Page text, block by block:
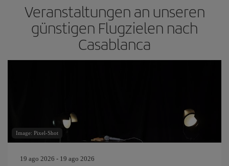
Veranstaltungen an unseren
günstigen Flugzielen nach
Casablanca
Image: Pixel-Shot
19 ago 2026 - 19 ago 2026